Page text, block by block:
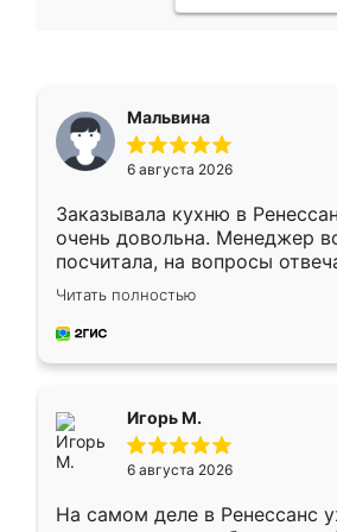
Мальвина
6 августа 2026
Заказывала кухню в
очень довольна. Менеджер
посчитала, на вопросы
Замерщик приехал в
делу со всей
за день, ребята работали
Читать полностью
Игорь М.
6 августа 2026
На самом деле в Ренессанс